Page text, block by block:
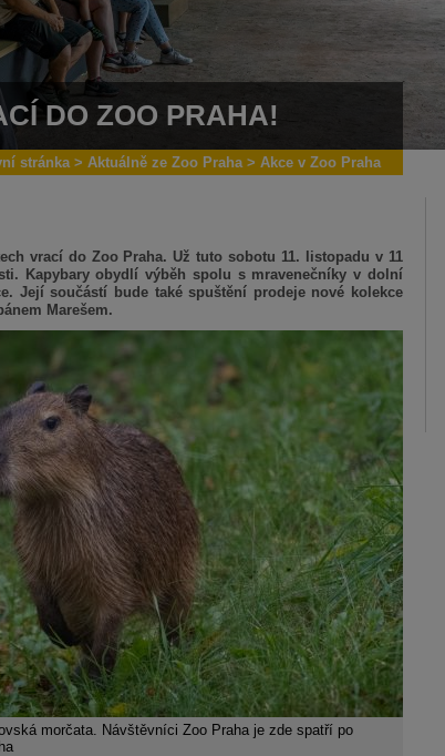
DO ZOO PRAHA!
stránka> Aktuálně ze Zoo Praha> Akce v Zoo Praha
vrací do Zoo Praha. Už tuto sobotu 11. listopadu v 11
Kapybary obydlí výběh spolu s mravenečníky v dolní
Její součástí bude také spuštění prodeje nové kolekce
Marešem.
morčata. Návštěvníci Zoo Praha je zde spatří po